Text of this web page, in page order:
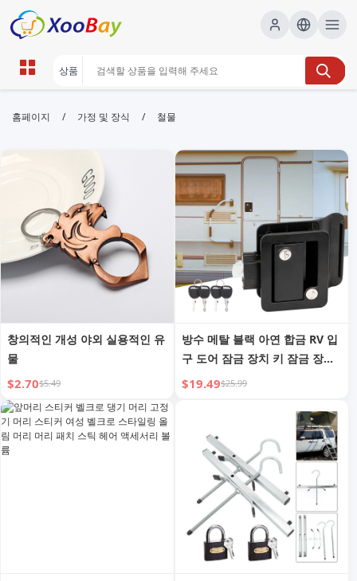
철물 | XOOBAY B2B/B2C Marketplace
철물 구매를 돕는 종합 가이드로 품목 비교와 브랜드 추천, 예산 구성, 설
치 팁 등을 제공합니다. 검색 엔진 최적화에 도움이 됩니다.
홈페이지 / 가정 및 장식 / 철물
창의적인 개성 야외 실용적인 유
물
$2.70$5.49
방수 메탈 블랙 아연 합금 RV 입
구 도어 잠금 장치 키 잠금 장치
가 있는 고강도 캠핑카 도어 잠
$19.49$25.99